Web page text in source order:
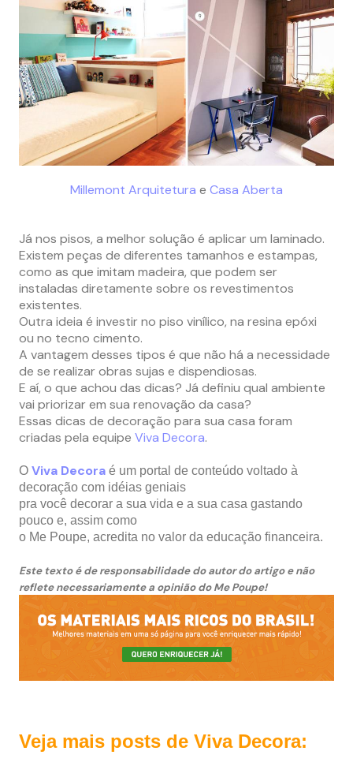
Millemont Arquitetura e Casa Aberta
Já nos pisos, a melhor solução é aplicar um laminado.
Existem peças de diferentes tamanhos e estampas,
como as que imitam madeira, que podem ser
instaladas diretamente sobre os revestimentos
existentes.
Outra ideia é investir no piso vinílico, na resina epóxi
ou no tecno cimento.
A vantagem desses tipos é que não há a necessidade
de se realizar obras sujas e dispendiosas.
E aí, o que achou das dicas? Já definiu qual ambiente
vai priorizar em sua renovação da casa?
Essas dicas de decoração para sua casa foram
criadas pela equipe Viva Decora.
O Viva Decora é um portal de conteúdo voltado à
decoração com idéias geniais
pra você decorar a sua vida e a sua casa gastando
pouco e, assim como
o Me Poupe, acredita no valor da educação financeira.
Este texto é de responsabilidade do autor do artigo e não
reflete necessariamente a opinião do Me Poupe!
Veja mais posts de Viva Decora: